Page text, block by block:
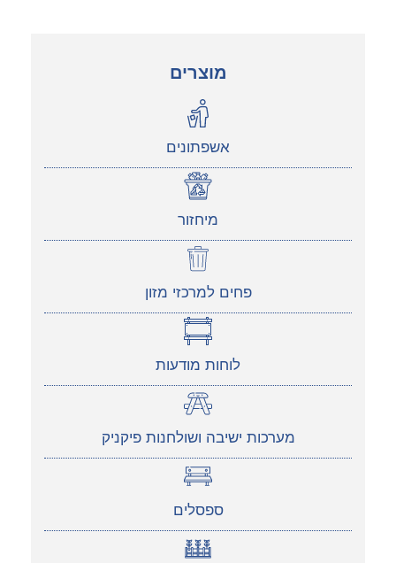
מוצרים
אשפתונים
מיחזור
פחים למרכזי מזון
לוחות מודעות
מערכות ישיבה ושולחנות פיקניק
ספסלים